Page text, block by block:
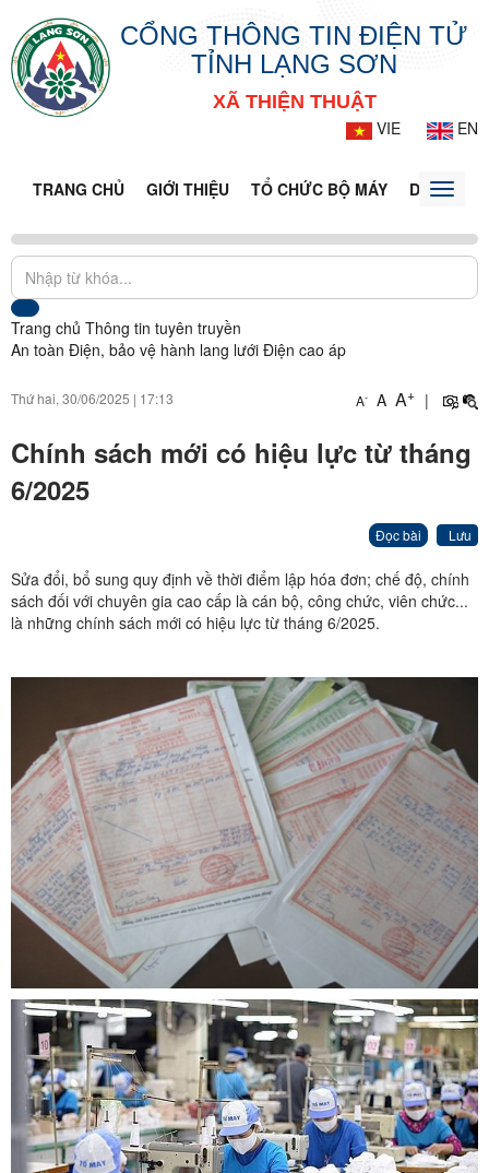
CỔNG THÔNG TIN ĐIỆN TỬ
TỈNH LẠNG SƠN
XÃ THIỆN THUẬT
VIE
EN
TRANG CHỦ GIỚI THIỆU TỔ CHỨC BỘ MÁY DOANH
Toggle
Trang chủ Thông tin tuyên truyền
An toàn Điện, bảo vệ hành lang lưới Điện cao áp
Thứ hai, 30/06/2025 | 17:13 A- A A+ |
Chính sách mới có hiệu lực từ tháng
6/2025
Đọc bài Lưu
Sửa đổi, bổ sung quy định về thời điểm lập hóa đơn; chế độ, chính
sách đối với chuyên gia cao cấp là cán bộ, công chức, viên chức...
là những chính sách mới có hiệu lực từ tháng 6/2025.